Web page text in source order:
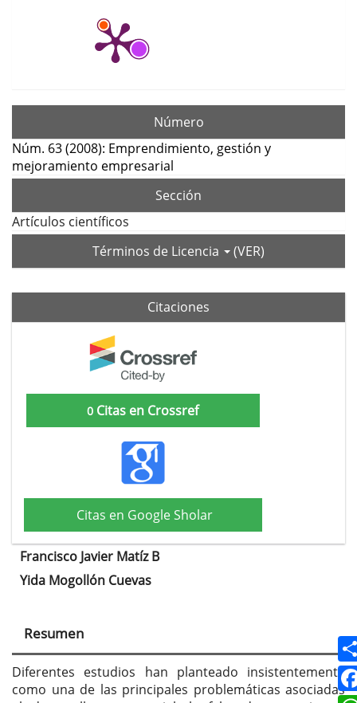
Número
Núm. 63 (2008): Emprendimiento, gestión y
mejoramiento empresarial
Sección
Artículos científicos
Términos de Licencia
(VER)
Citaciones
0 Citas en Crossref
Citas en Google Sholar
Contenido
principal
del
artículo
Francisco Javier Matíz B
Yida Mogollón Cuevas
Resumen
Diferentes estudios han planteado insistentemente
como una de las principales problemáticas asociadas